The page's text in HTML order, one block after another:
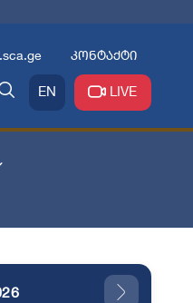
კონტაქტი
EN LIVE